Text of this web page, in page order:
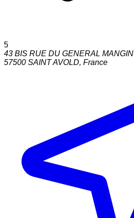
5
43 BIS RUE DU GENERAL MANGIN
57500 SAINT AVOLD, France